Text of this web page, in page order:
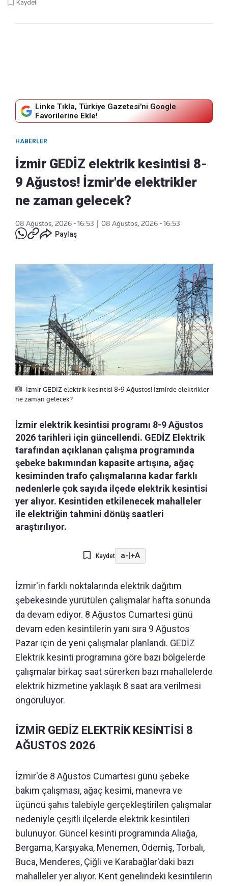
Kaydet
Linke Tıkla, Türkiye Gazetesi'ni Google
Favorilerine Ekle!
HABERLER
İzmir GEDİZ elektrik kesintisi 8-
9 Ağustos! İzmir'de elektrikler
ne zaman gelecek?
08 Ağustos, 2026 - 16:53 | 08 Ağustos, 2026 - 16:53
Paylaş
İzmir GEDİZ elektrik kesintisi 8-9 Ağustos! İzmirde elektrikler
ne zaman gelecek?
İzmir elektrik kesintisi programı 8-9 Ağustos
2026 tarihleri için güncellendi. GEDİZ Elektrik
tarafından açıklanan çalışma programında
şebeke bakımından kapasite artışına, ağaç
kesiminden trafo çalışmalarına kadar farklı
nedenlerle çok sayıda ilçede elektrik kesintisi
yer alıyor. Kesintiden etkilenecek mahalleler
ile elektriğin tahmini dönüş saatleri
araştırılıyor.
Kaydet a- +A
İzmir'in farklı noktalarında elektrik dağıtım
şebekesinde yürütülen çalışmalar hafta sonunda
da devam ediyor. 8 Ağustos Cumartesi günü
devam eden kesintilerin yanı sıra 9 Ağustos
Pazar için de yeni çalışmalar planlandı. GEDİZ
Elektrik kesinti programına göre bazı bölgelerde
çalışmalar birkaç saat sürerken bazı mahallelerde
elektrik hizmetine yaklaşık 8 saat ara verilmesi
öngörülüyor.
İZMİR GEDİZ ELEKTRİK KESİNTİSİ 8
AĞUSTOS 2026
İzmir'de 8 Ağustos Cumartesi günü şebeke
bakım çalışması, ağaç kesimi, manevra ve
üçüncü şahıs talebiyle gerçekleştirilen çalışmalar
nedeniyle çeşitli ilçelerde elektrik kesintileri
bulunuyor. Güncel kesinti programında Aliağa,
Bergama, Karşıyaka, Menemen, Ödemiş, Torbalı,
Buca, Menderes, Çiğli ve Karabağlar'daki bazı
mahalleler yer alıyor. Kent genelindeki kesintilerin